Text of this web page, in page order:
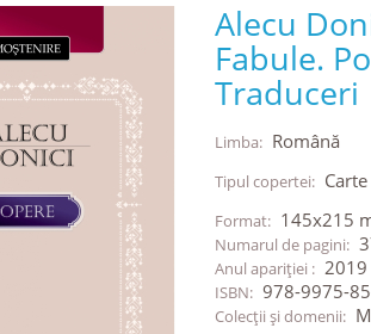
Alecu
Fabule.
Traduceri
Limba: Română
Tipul copertei:
Format: 145x215
Numarul de pagini:
Anul apariţiei : 2019
ISBN: 978-9975-
Colecţii şi domenii: